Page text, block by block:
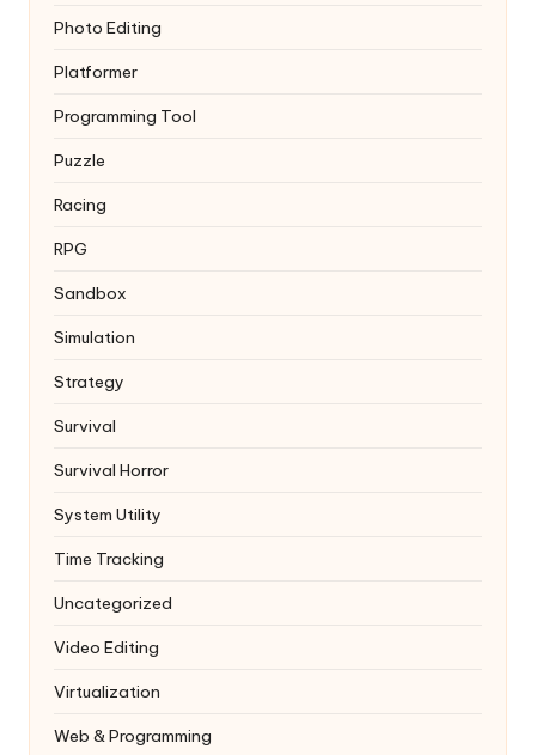
Photo Editing
Platformer
Programming Tool
Puzzle
Racing
RPG
Sandbox
Simulation
Strategy
Survival
Survival Horror
System Utility
Time Tracking
Uncategorized
Video Editing
Virtualization
Web & Programming